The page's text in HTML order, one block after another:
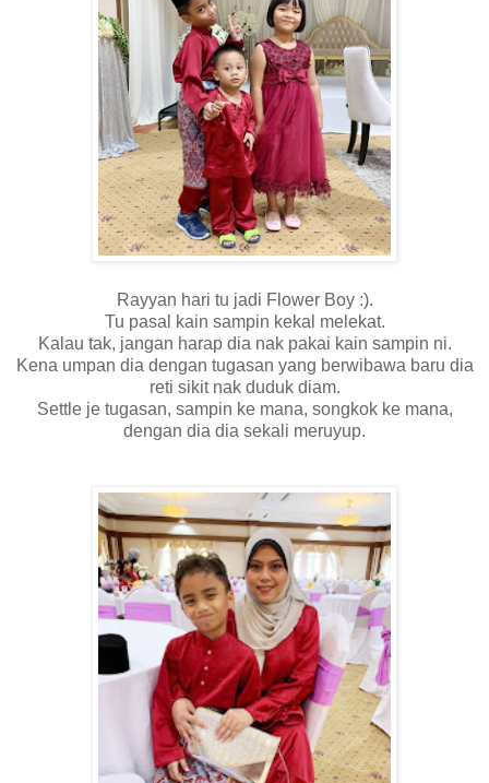
Rayyan hari tu jadi Flower Boy :).
Tu pasal kain sampin kekal melekat.
Kalau tak, jangan harap dia nak pakai kain sampin ni.
Kena umpan dia dengan tugasan yang berwibawa baru dia
reti sikit nak duduk diam.
Settle je tugasan, sampin ke mana, songkok ke mana,
dengan dia dia sekali meruyup.